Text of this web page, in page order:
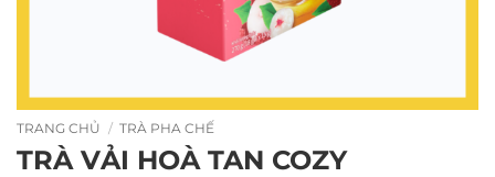
TRANG CHỦ / TRÀ PHA CHẾ
TRÀ VẢI HOÀ TAN COZY